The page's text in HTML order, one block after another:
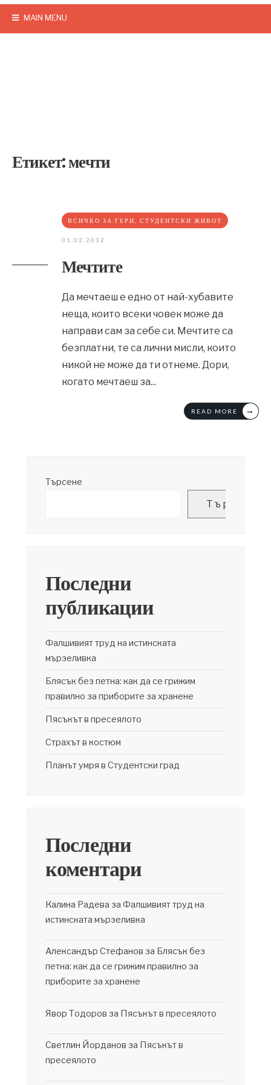
MAIN MENU
Етикет:мечти
ВСИЧКО ЗА ГЕРИ СТУДЕНТСКИ ЖИВОТ
01.02.2012
Мечтите
Да мечтаеш е едно от най-хубавите
неща, които всеки човек може да
направи сам за себе си. Мечтите са
безплатни, те са лични мисли, които
никой не може да ти отнеме. Дори,
когато мечтаеш за...
READ MORE →
Търсене
Търсене
Последни
публикации
Фалшивият труд на истинската
мързеливка
Блясък без петна: как да се грижим
правилно за приборите за хранене
Пясъкът в пресеялото
Страхът в костюм
Планът умря в Студентски град
Последни
коментари
Калина Радева за Фалшивият труд на
истинската мързеливка
Александър Стефанов за Блясък без
петна: как да се грижим правилно за
приборите за хранене
Явор Тодоров за Пясъкът в пресеялото
Светлин Йорданов за Пясъкът в
пресеялото